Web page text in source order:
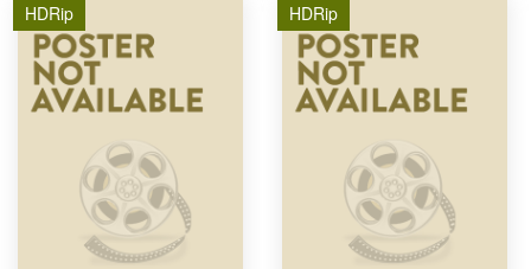
HDRip HDRip